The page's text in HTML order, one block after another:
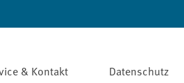
& Kontakt
Datenschutz